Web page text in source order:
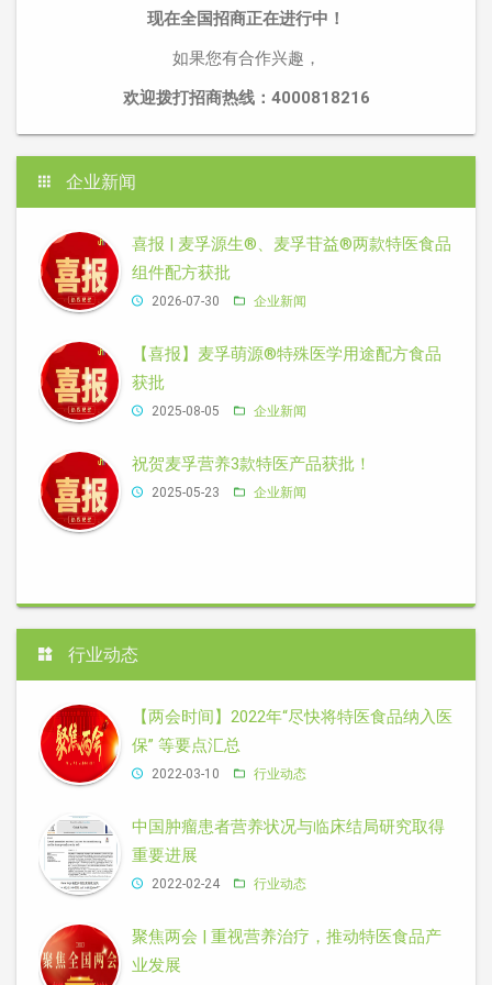
现在全国招商正在进行中！
如果您有合作兴趣，
欢迎拨打招商热线：4000818216
企业新闻
喜报 | 麦孚源生®、麦孚苷益®两款特医食品
组件配方获批
2026-07-30 企业新闻
【喜报】麦孚萌源®特殊医学用途配方食品
获批
2025-08-05 企业新闻
祝贺麦孚营养3款特医产品获批！
2025-05-23 企业新闻
行业动态
【两会时间】2022年“尽快将特医食品纳入医
保” 等要点汇总
2022-03-10 行业动态
中国肿瘤患者营养状况与临床结局研究取得
重要进展
2022-02-24 行业动态
聚焦两会 | 重视营养治疗，推动特医食品产
业发展